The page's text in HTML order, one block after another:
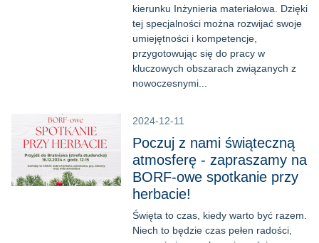
kierunku Inżynieria materiałowa. Dzięki
tej specjalności można rozwijać swoje
umiejętności i kompetencje,
przygotowując się do pracy w
kluczowych obszarach związanych z
nowoczesnymi...
2024-12-11
Poczuj z nami świąteczną
atmosferę - zapraszamy na
BORF-owe spotkanie przy
herbacie!
Święta to czas, kiedy warto być razem.
Niech to będzie czas pełen radości,